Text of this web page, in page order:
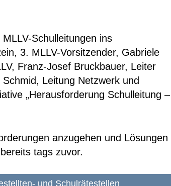
Schulleitungen ins
3. MLLV-Vorsitzender, Gabriele
Franz-Josef Bruckbauer, Leiter
Leitung Netzwerk und
„Herausforderung Schulleitung –
anzugehen und Lösungen
tags zuvor.
und Schulrätestellen